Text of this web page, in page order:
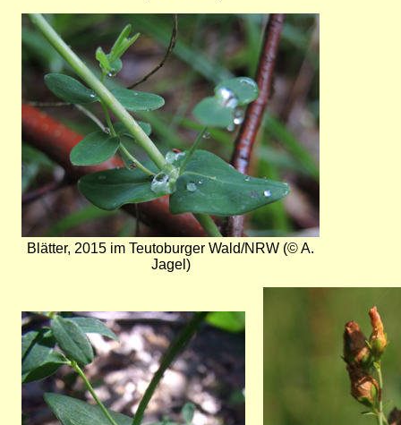
Bild
Blätter, 2015 im Teutoburger Wald/NRW (© A.
Jagel)
Bild